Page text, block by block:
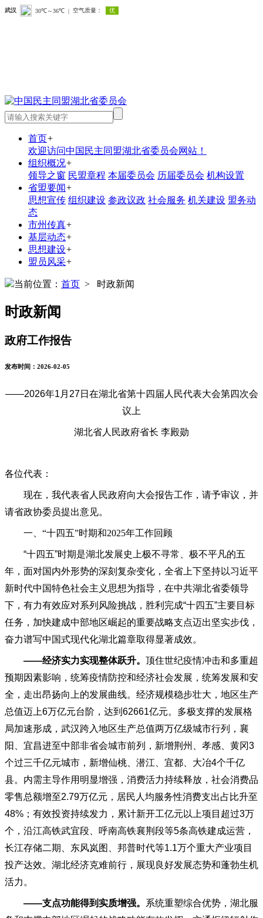
首页+
欢迎访问中国民主同盟湖北省委员会网站！
组织概况+
领导之窗 民盟章程 本届委员会 历届委员会 机构设置
省盟要闻+
思想宣传 组织建设 参政议政 社会服务 机关建设 盟务动
态
市州传真+
基层动态+
思想建设+
盟员风采+
当前位置： 首页 > 时政新闻
时政新闻
政府工作报告
发布时间：2026-02-05
——2026年1月27日在湖北省第十四届人民代表大会第四次会
议上
湖北省人民政府省长 李殿勋
各位代表：
现在，我代表省人民政府向大会报告工作，请予审议，并
请省政协委员提出意见。
一、 “十四五”时期和2025年工作回顾
“十四五”时期是湖北发展史上极不寻常、极不平凡的五
年，面对国内外形势的深刻复杂变化，全省上下坚持以习近平
新时代中国特色社会主义思想为指导，在中共湖北省委领导
下，有力有效应对系列风险挑战，胜利完成“十四五”主要目标
任务，加快建成中部地区崛起的重要战略支点迈出坚实步伐，
奋力谱写中国式现代化湖北篇章取得显著成效。
——经济实力实现整体跃升。 顶住世纪疫情冲击和多重超
预期因素影响，统筹疫情防控和经济社会发展，统筹发展和安
全，走出昂扬向上的发展曲线。经济规模稳步壮大，地区生产
总值迈上6万亿元台阶，达到62661亿元。多极支撑的发展格
局加速形成，武汉跨入地区生产总值两万亿级城市行列，襄
阳、宜昌进至中部非省会城市前列，新增荆州、孝感、黄冈3
个过三千亿元城市，新增仙桃、潜江、宜都、大冶4个千亿
县。内需主导作用明显增强，消费活力持续释放，社会消费品
零售总额增至2.79万亿元，居民人均服务性消费支出占比升至
48%；有效投资持续发力，累计新开工亿元以上项目超过3万
个，沿江高铁武宜段、呼南高铁襄荆段等5条高铁建成运营，
长江存储二期、东风岚图、邦普时代等1.1万个重大产业项目
投产达效。湖北经济克难前行，展现良好发展态势和蓬勃生机
活力。
——支点功能得到实质增强。 系统重塑综合优势，湖北服